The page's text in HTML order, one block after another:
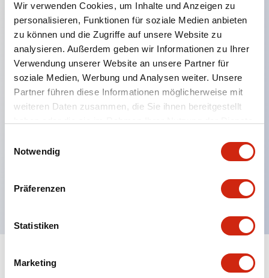
Wir verwenden Cookies, um Inhalte und Anzeigen zu
personalisieren, Funktionen für soziale Medien anbieten
zu können und die Zugriffe auf unsere Website zu
analysieren. Außerdem geben wir Informationen zu Ihrer
Verwendung unserer Website an unsere Partner für
soziale Medien, Werbung und Analysen weiter. Unsere
Partner führen diese Informationen möglicherweise mit
weiteren Daten zusammen, die Sie ihnen bereitgestellt
Notwendig
Präferenzen
Statistiken
Marketing
Hauptmerkmale
Anwendbar in potenziell explosionsgefährdeten
Atmosphären
Bis zu 3 Kontaktblöcke
Finger-sichere (IP20) Schraubklemmen verfügbar
Dokumente und Dateien